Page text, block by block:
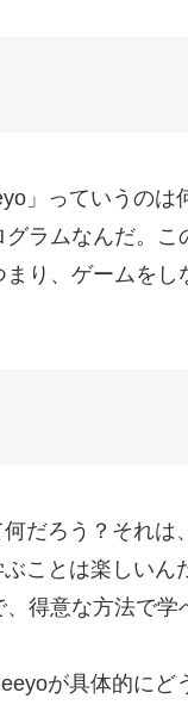
」っていうの
グラムなんだ。
まり、ゲームを
だろう？それは
ことは楽しいん
得意な方法で学
が具体的に